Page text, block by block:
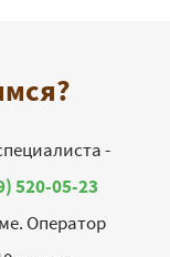
-
520-05-23
Оператор